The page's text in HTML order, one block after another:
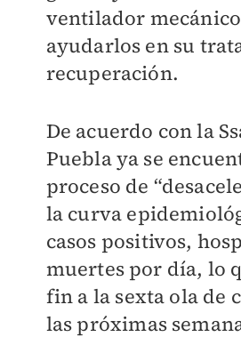
ventilador
ayudarlos en su
recuperación.
De acuerdo con la
Puebla ya se
proceso de
la curva
casos positivos,
muertes por día, lo
fin a la sexta ola de
las próximas